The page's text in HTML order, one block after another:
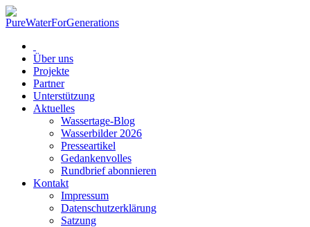
Über uns
Projekte
Partner
Unterstützung
Aktuelles
Wassertage-Blog
Wasserbilder 2026
Presseartikel
Gedankenvolles
Rundbrief abonnieren
Kontakt
Impressum
Datenschutzerklärung
Satzung